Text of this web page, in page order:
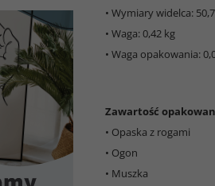
• Wymiary widelca:
• Waga: 0,42 kg
• Waga opakowania:
Zawartość
• Opaska z rogami
• Ogon
• Muszka